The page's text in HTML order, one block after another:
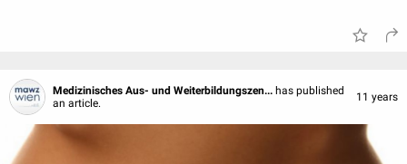
Medizinisches Aus- und Weiterbildungszen... has published
an article.
11 years